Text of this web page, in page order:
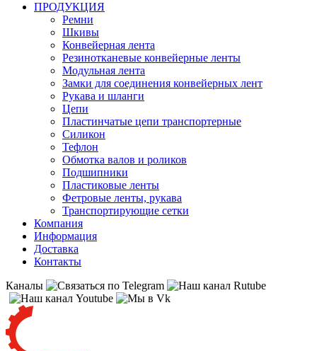
ПРОДУКЦИЯ
Ремни
Шкивы
Конвейерная лента
Резинотканевые конвейерные ленты
Модульная лента
Замки для соединения конвейерных лент
Рукава и шланги
Цепи
Пластинчатые цепи транспортерные
Силикон
Тефлон
Обмотка валов и роликов
Подшипники
Пластиковые ленты
Фетровые ленты, рукава
Транспортирующие сетки
Компания
Информация
Доставка
Контакты
Каналы